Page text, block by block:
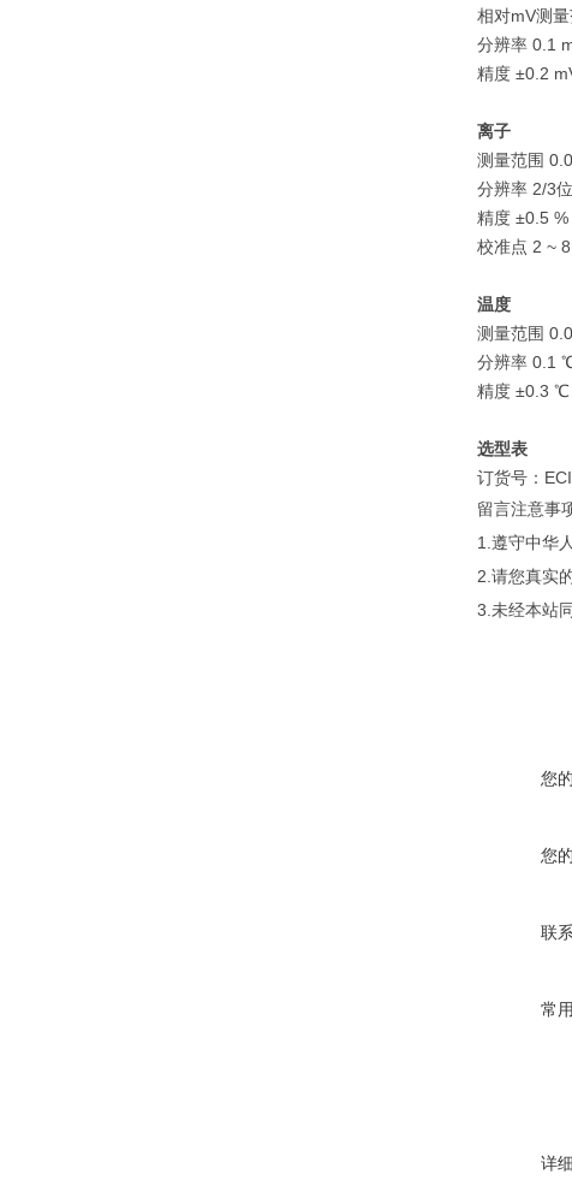
相对mV测
分辨率 0.1
精度 ±0.2
离子
测量范围
分辨率 2/3位
精度 ±0.5
校准点 2 ~
温度
测量范围
分辨率 0.1
精度 ±0.3
选型表
订货号：
留言注意事
1.遵守中华
2.请您真实
3.未经本站
您
您
联
常
详